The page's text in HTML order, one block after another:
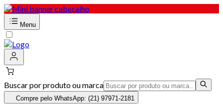
Menu
Buscar por produto ou marca
Compre pelo WhatsApp: (21) 97971-2181